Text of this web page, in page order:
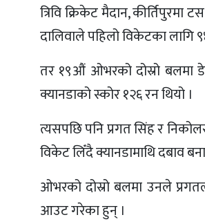
त्रिवि क्रिकेट मैदान,
दालिवाले पहिलो विकेटका लागि
तर १९औं ओभरको दोस्रो बलमा
क्यानडाको स्कोर १२६ रन थियो ।
त्यसपछि पनि प्रगत सिंह र
विकेट लिँदै क्यानडामाथि दबाव
ओभरको दोस्रो बलमा उनले
आउट गरेका हुन् ।